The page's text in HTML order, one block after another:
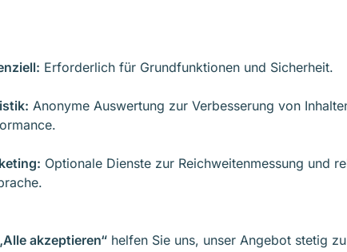
Erforderlich für Grundfunktionen und Sicherheit.
Anonyme Auswertung zur Verbesserung von
Optionale Dienste zur Reichweitenmessung und
akzeptieren“ helfen Sie uns, unser Angebot stetig
that is structured, documented and